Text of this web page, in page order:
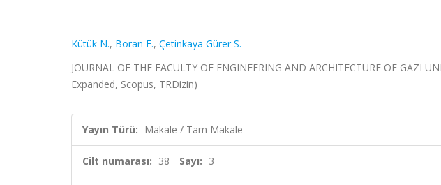
Kütük N., Boran F., Çetinkaya Gürer S.
JOURNAL OF THE FACULTY OF ENGINEERING AND ARCHITECTURE OF GAZI
Expanded, Scopus, TRDizin)
Yayın Türü: Makale / Tam Makale
Cilt numarası: 38 Sayı: 3